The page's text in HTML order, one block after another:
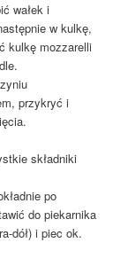
wałek i
w kulkę,
kulkę mozzarelli
przykryć i
składniki
po
do piekarnika
dół) i piec ok.